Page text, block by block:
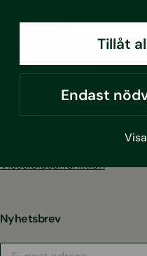
Tillåt
Endast
Alla tjänster
Kontakt
Visselblåsarfunktion
Nyhetsbrev